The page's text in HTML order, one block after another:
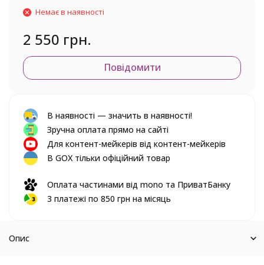
Немає в наявності
2 550 грн.
Повідомити
В наявності — значить в наявності!
Зручна оплата прямо на сайті
Для контент-мейкерів від контент-мейкерів
В GOX тільки офіційний товар
Оплата частинами від mono та ПриватБанку
3 платежі по 850 грн на місяць
Опис